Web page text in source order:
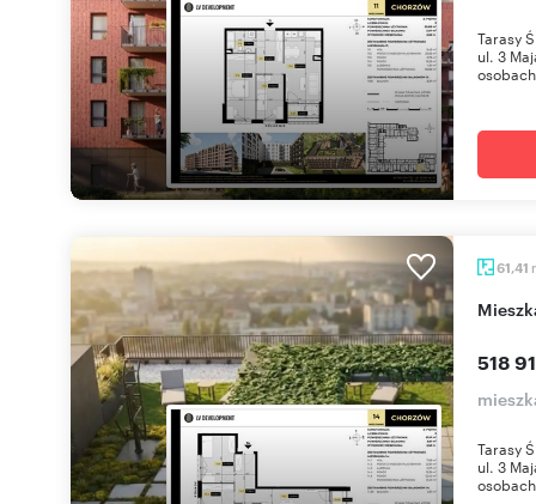
Tarasy
ul. 3
61,41
518
Tarasy
ul. 3